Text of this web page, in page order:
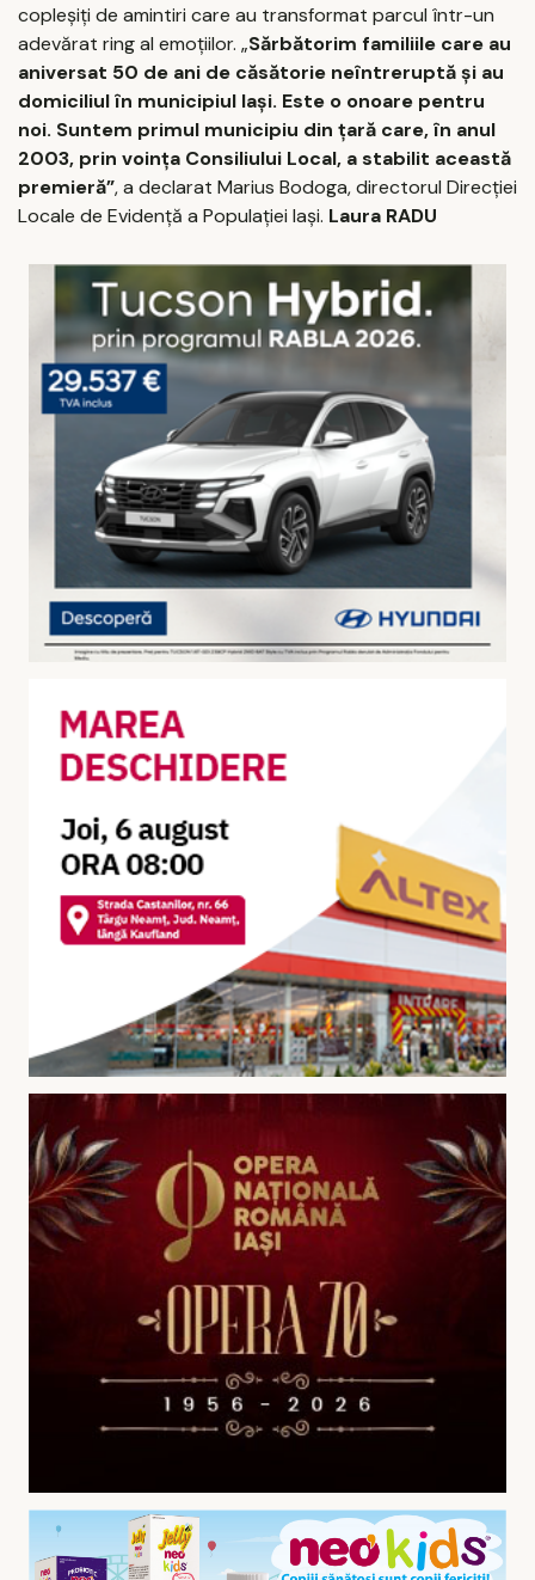
copleşiţi de amintiri care au transformat parcul într-un
adevărat ring al emoţiilor. „Sărbătorim familiile care au
aniversat 50 de ani de căsătorie neîntreruptă şi au
domiciliul în municipiul Iaşi. Este o onoare pentru
noi. Suntem primul municipiu din ţară care, în anul
2003, prin voinţa Consiliului Local, a stabilit această
premieră”, a declarat Marius Bodoga, directorul Direcţiei
Locale de Evidenţă a Populaţiei Iaşi. Laura RADU